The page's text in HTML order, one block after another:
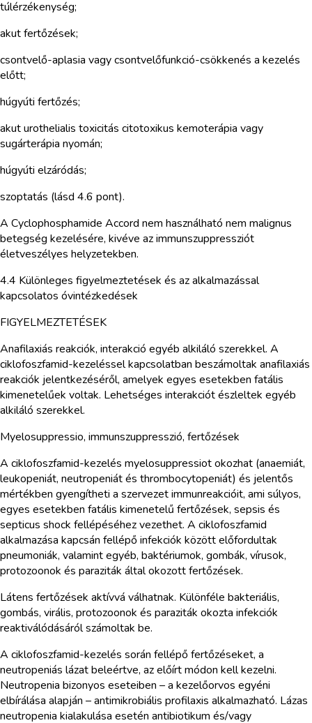
túlérzékenység;
akut fertőzések;
csontvelő-aplasia vagy csontvelőfunkció-csökkenés a kezelés
előtt;
húgyúti fertőzés;
akut urothelialis toxicitás citotoxikus kemoterápia vagy
sugárterápia nyomán;
húgyúti elzáródás;
szoptatás (lásd 4.6 pont).
A Cyclophosphamide Accord nem használható nem malignus
betegség kezelésére, kivéve az immunszuppressziót
életveszélyes helyzetekben.
4.4 Különleges figyelmeztetések és az alkalmazással
kapcsolatos óvintézkedések
FIGYELMEZTETÉSEK
Anafilaxiás reakciók, interakció egyéb alkiláló szerekkel. A
ciklofoszfamid-kezeléssel kapcsolatban beszámoltak anafilaxiás
reakciók jelentkezéséről, amelyek egyes esetekben fatális
kimenetelűek voltak. Lehetséges interakciót észleltek egyéb
alkiláló szerekkel.
Myelosuppressio, immunszuppresszió, fertőzések
A ciklofoszfamid-kezelés myelosuppressiot okozhat (anaemiát,
leukopeniát, neutropeniát és thrombocytopeniát) és jelentős
mértékben gyengítheti a szervezet immunreakcióit, ami súlyos,
egyes esetekben fatális kimenetelű fertőzések, sepsis és
septicus shock fellépéséhez vezethet. A ciklofoszfamid
alkalmazása kapcsán fellépő infekciók között előfordultak
pneumoniák, valamint egyéb, baktériumok, gombák, vírusok,
protozoonok és paraziták által okozott fertőzések.
Látens fertőzések aktívvá válhatnak. Különféle bakteriális,
gombás, virális, protozoonok és paraziták okozta infekciók
reaktiválódásáról számoltak be.
A ciklofoszfamid-kezelés során fellépő fertőzéseket, a
neutropeniás lázat beleértve, az előírt módon kell kezelni.
Neutropenia bizonyos eseteiben – a kezelőorvos egyéni
elbírálása alapján – antimikrobiális profilaxis alkalmazható. Lázas
neutropenia kialakulása esetén antibiotikum és/vagy